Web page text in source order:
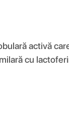
activă
cu